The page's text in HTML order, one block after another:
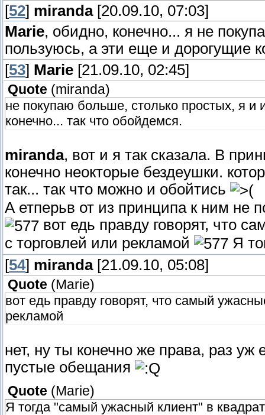
[52] miranda[20.09.10, 07:03]
Marie, обидно, конечно... я не
пользуюсь, а эти еще и дорогущие
[53] Marie [21.09.10, 02:45]
Quote (miranda)
не покупаю больше, столько простых, я
конечно... так что обойдемся.
miranda, вот и я так сказала. В
конечно неокторые бездеушки.
так... так что можно и обойтись
А етперьв от из принципа к ним не
вот едь правду говорят, что
с торговлей или рекламой
Я
[54] miranda[21.09.10, 05:08]
Quote (Marie)
вот едь правду говорят, что самый
рекламой
нет, ну ты конечно же права, раз уж
пустые обещания
Quote (Marie)
Я тогда "самый ужасный клиент" в